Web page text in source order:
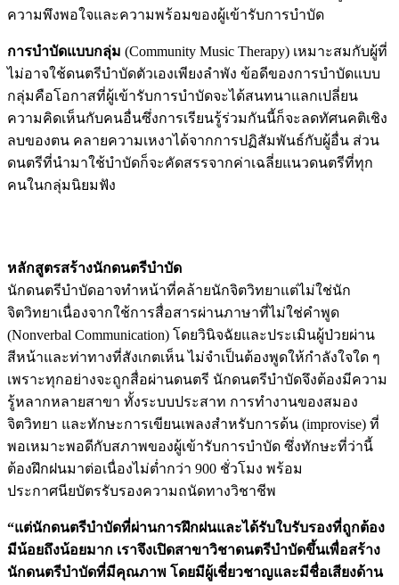
ความพึงพอใจและความพร้อมของผู้เข้ารับการบำบัด
การบำบัดแบบกลุ่ม (Community Music Therapy) เหมาะสมกับผู้ที่
ไม่อาจใช้ดนตรีบำบัดตัวเองเพียงลำพัง ข้อดีของการบำบัดแบบ
กลุ่มคือโอกาสที่ผู้เข้ารับการบำบัดจะได้สนทนาแลกเปลี่ยน
ความคิดเห็นกับคนอื่นซึ่งการเรียนรู้ร่วมกันนี้ก็จะลดทัศนคติเชิง
ลบของตน คลายความเหงาได้จากการปฏิสัมพันธ์กับผู้อื่น ส่วน
ดนตรีที่นำมาใช้บำบัดก็จะคัดสรรจากค่าเฉลี่ยแนวดนตรีที่ทุก
คนในกลุ่มนิยมฟัง
หลักสูตรสร้างนักดนตรีบำบัด
นักดนตรีบำบัดอาจทำหน้าที่คล้ายนักจิตวิทยาแต่ไม่ใช่นัก
จิตวิทยาเนื่องจากใช้การสื่อสารผ่านภาษาที่ไม่ใช่คำพูด
(Nonverbal Communication) โดยวินิจฉัยและประเมินผู้ป่วยผ่าน
สีหน้าและท่าทางที่สังเกตเห็น ไม่จำเป็นต้องพูดให้กำลังใจใด ๆ
เพราะทุกอย่างจะถูกสื่อผ่านดนตรี นักดนตรีบำบัดจึงต้องมีความ
รู้หลากหลายสาขา ทั้งระบบประสาท การทำงานของสมอง
จิตวิทยา และทักษะการเขียนเพลงสำหรับการด้น (improvise) ที่
พอเหมาะพอดีกับสภาพของผู้เข้ารับการบำบัด ซึ่งทักษะที่ว่านี้
ต้องฝึกฝนมาต่อเนื่องไม่ต่ำกว่า 900 ชั่วโมง พร้อม
ประกาศนียบัตรรับรองความถนัดทางวิชาชีพ
“แต่นักดนตรีบำบัดที่ผ่านการฝึกฝนและได้รับใบรับรองที่ถูกต้อง
มีน้อยถึงน้อยมาก เราจึงเปิดสาขาวิชาดนตรีบำบัดขึ้นเพื่อสร้าง
นักดนตรีบำบัดที่มีคุณภาพ โดยมีผู้เชี่ยวชาญและมีชื่อเสียงด้าน